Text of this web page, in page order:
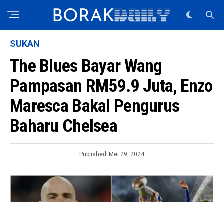
SUKAN
The Blues Bayar Wang
Pampasan RM59.9 Juta, Enzo
Maresca Bakal Pengurus
Baharu Chelsea
Published Mei 29, 2024